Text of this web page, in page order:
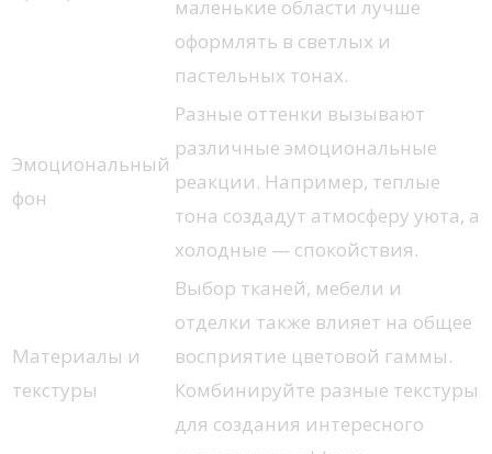
маленькие области лучше
оформлять в светлых и
пастельных тонах.
Эмоциональный
фон
Разные оттенки вызывают
различные эмоциональные
реакции. Например, теплые
тона создадут атмосферу уюта, а
холодные — спокойствия.
Материалы и
текстуры
Выбор тканей, мебели и
отделки также влияет на общее
восприятие цветовой гаммы.
Комбинируйте разные текстуры
для создания интересного